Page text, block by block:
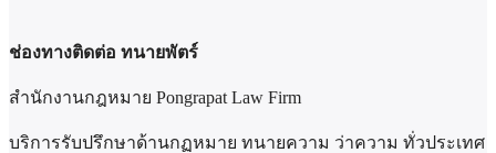
ช่องทางติดต่อ ทนายพัตร์
สำนักงานกฎหมาย Pongrapat Law Firm
บริการรับปรึกษาด้านกฏหมาย ทนายความ ว่าความ ทั่วประเทศ